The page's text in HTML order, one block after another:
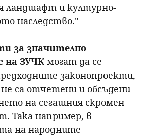
ландшафт и културно-
наследство."
за значително
на ЗУЧК могат да се
законопроекти,
са отчетени и обсъдени
на сегашния скромен
Така например, в
на народните